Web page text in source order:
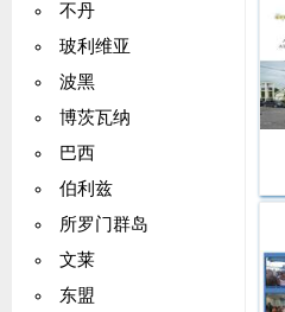
不丹
玻利维亚
波黑
博茨瓦纳
巴西
伯利兹
所罗门群岛
文莱
东盟